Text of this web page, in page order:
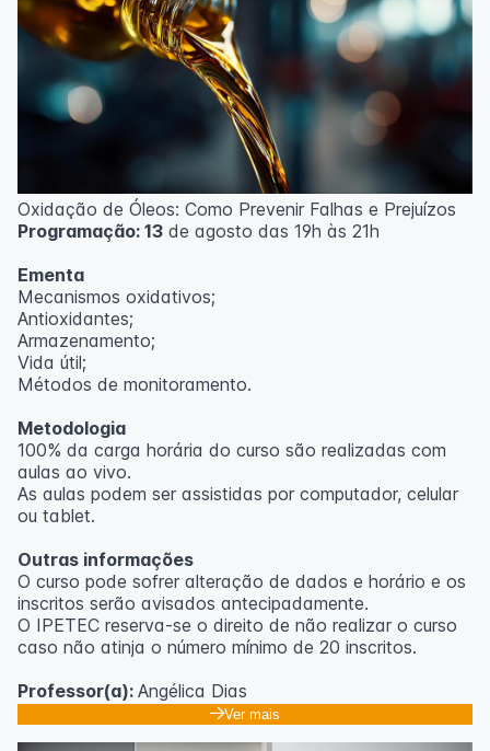
Oxidação de Óleos: Como Prevenir Falhas e Prejuízos
Programação: 13 de agosto das 19h às 21h
Ementa
Mecanismos oxidativos;
Antioxidantes;
Armazenamento;
Vida útil;
Métodos de monitoramento.
Metodologia
100% da carga horária do curso são realizadas com
aulas ao vivo.
As aulas podem ser assistidas por computador, celular
ou tablet.
Outras informações
O curso pode sofrer alteração de dados e horário e os
inscritos serão avisados ​​antecipadamente.
O IPETEC reserva-se o direito de não realizar o curso
caso não atinja o número mínimo de 20 inscritos.
Professor(a): Angélica Dias
Ver mais